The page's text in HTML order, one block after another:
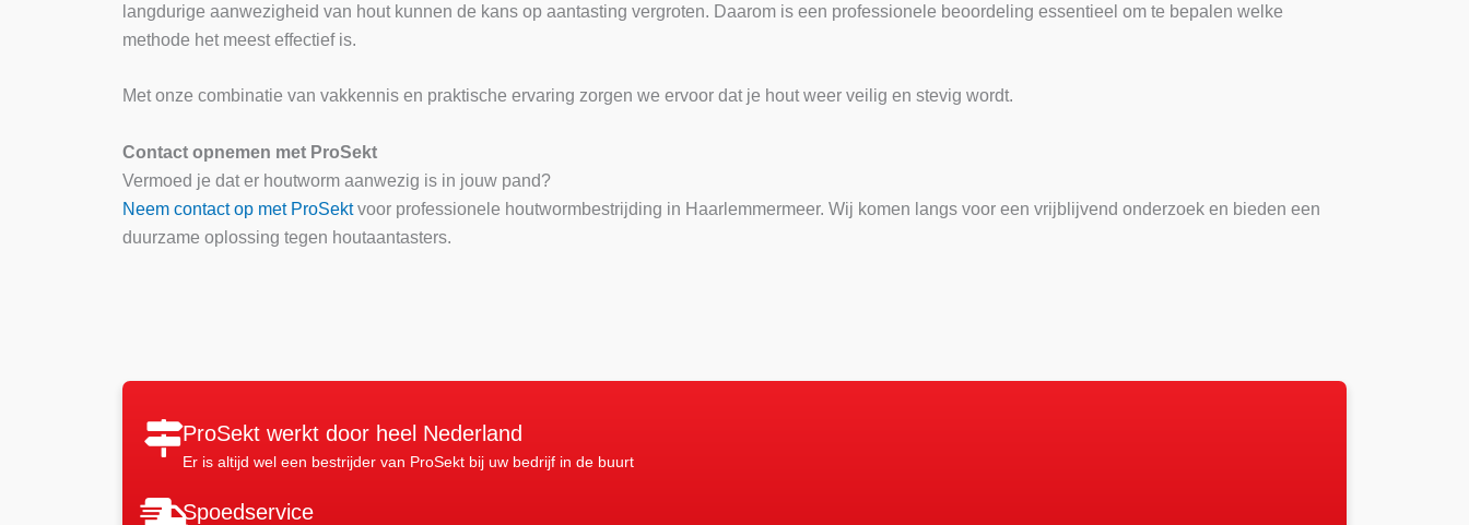
langdurige aanwezigheid van hout kunnen de kans op aantasting vergroten. Daarom is een professionele beoordeling essentieel om te bepalen welke
methode het meest effectief is.
Met onze combinatie van vakkennis en praktische ervaring zorgen we ervoor dat je hout weer veilig en stevig wordt.
Contact opnemen met ProSekt
Vermoed je dat er houtworm aanwezig is in jouw pand?
Neem contact op met ProSektvoor professionele houtwormbestrijding in Haarlemmermeer. Wij komen langs voor een vrijblijvend onderzoek en bieden een
duurzame oplossing tegen houtaantasters.
ProSekt werkt door heel Nederland
Er is altijd wel een bestrijder van ProSekt bij uw bedrijf in de buurt
Spoedservice